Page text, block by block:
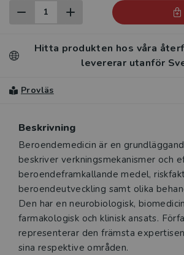
Hitta produkten hos våra
levererar utanför
Provläs
Beskrivning
Beskrivning
Beroendemedicin är en
beskriver verkningsmekanismer och
beroendeframkallande medel,
beroendeutveckling samt olika
Den har en neuro­biologisk,
farmakologisk och klinisk ansats.
representerar den främsta
sina respektive områden.